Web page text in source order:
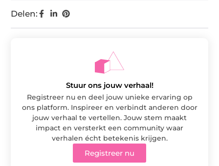
Delen:
Stuur ons jouw verhaal!
Registreer nu en deel jouw unieke ervaring op
ons platform. Inspireer en verbindt anderen door
jouw verhaal te vertellen. Jouw stem maakt
impact en versterkt een community waar
verhalen écht betekenis krijgen.
Registreer nu